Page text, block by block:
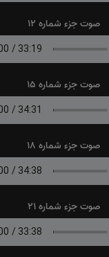
صوت جزء شماره 12
صوت جزء شماره 15
صوت جزء شماره 18
صوت جزء شماره 21